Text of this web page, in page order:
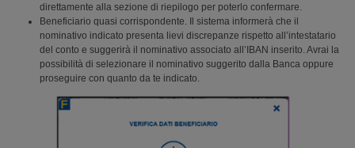
direttamente alla sezione di riepilogo per poterlo confermare.
Beneficiario quasi corrispondente. Il sistema informerà che il
nominativo indicato presenta lievi discrepanze rispetto all’intestatario
del conto e suggerirà il nominativo associato all’IBAN inserito. Avrai la
possibilità di selezionare il nominativo suggerito dalla Banca oppure
proseguire con quanto da te indicato.